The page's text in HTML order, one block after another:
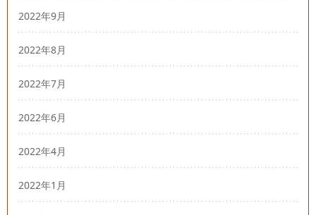
2022年9月
2022年8月
2022年7月
2022年6月
2022年4月
2022年1月